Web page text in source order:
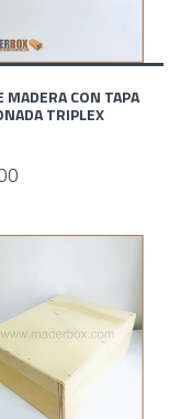
MADERA CON TAPA
TRIPLEX